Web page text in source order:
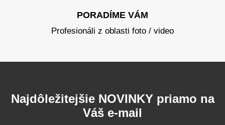
PORADÍME VÁM
Profesionáli z oblasti foto / video
Najdôležitejšie NOVINKY priamo na
Váš e-mail